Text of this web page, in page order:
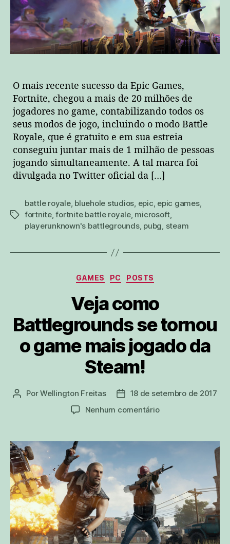
de
jogadores!
O mais recente sucesso da Epic Games,
Fortnite, chegou a mais de 20 milhões de
jogadores no game, contabilizando todos os
seus modos de jogo, incluindo o modo Battle
Royale, que é gratuito e em sua estreia
conseguiu juntar mais de 1 milhão de pessoas
jogando simultaneamente. A tal marca foi
divulgada no Twitter oficial da […]
tags
battle royale, bluehole studios, epic, epic games,
fortnite,fortnite battle royale, microsoft,
playerunknown's battlegrounds, pubg, steam
Categorias
GAMES PC POSTS
Veja como
Battlegrounds se tornou
o game mais jogado da
Steam!
Autor
PorWellington Freitas
Data18 de setembro de 2017
Nenhum comentárioem
Battlegrounds
tornou
o
game
mais
jogado
da
Steam!